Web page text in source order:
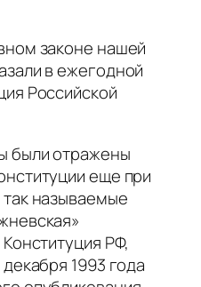
законе нашей
в ежегодной
Российской
были отражены
еще при
называемые
РФ,
1993 года